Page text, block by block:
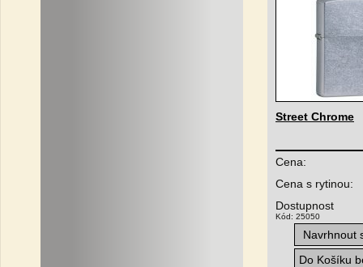
Street Chrome
Cena:
Cena s rytinou:
Dostupnost
Kód: 25050
Navrhnout
Do Košíku